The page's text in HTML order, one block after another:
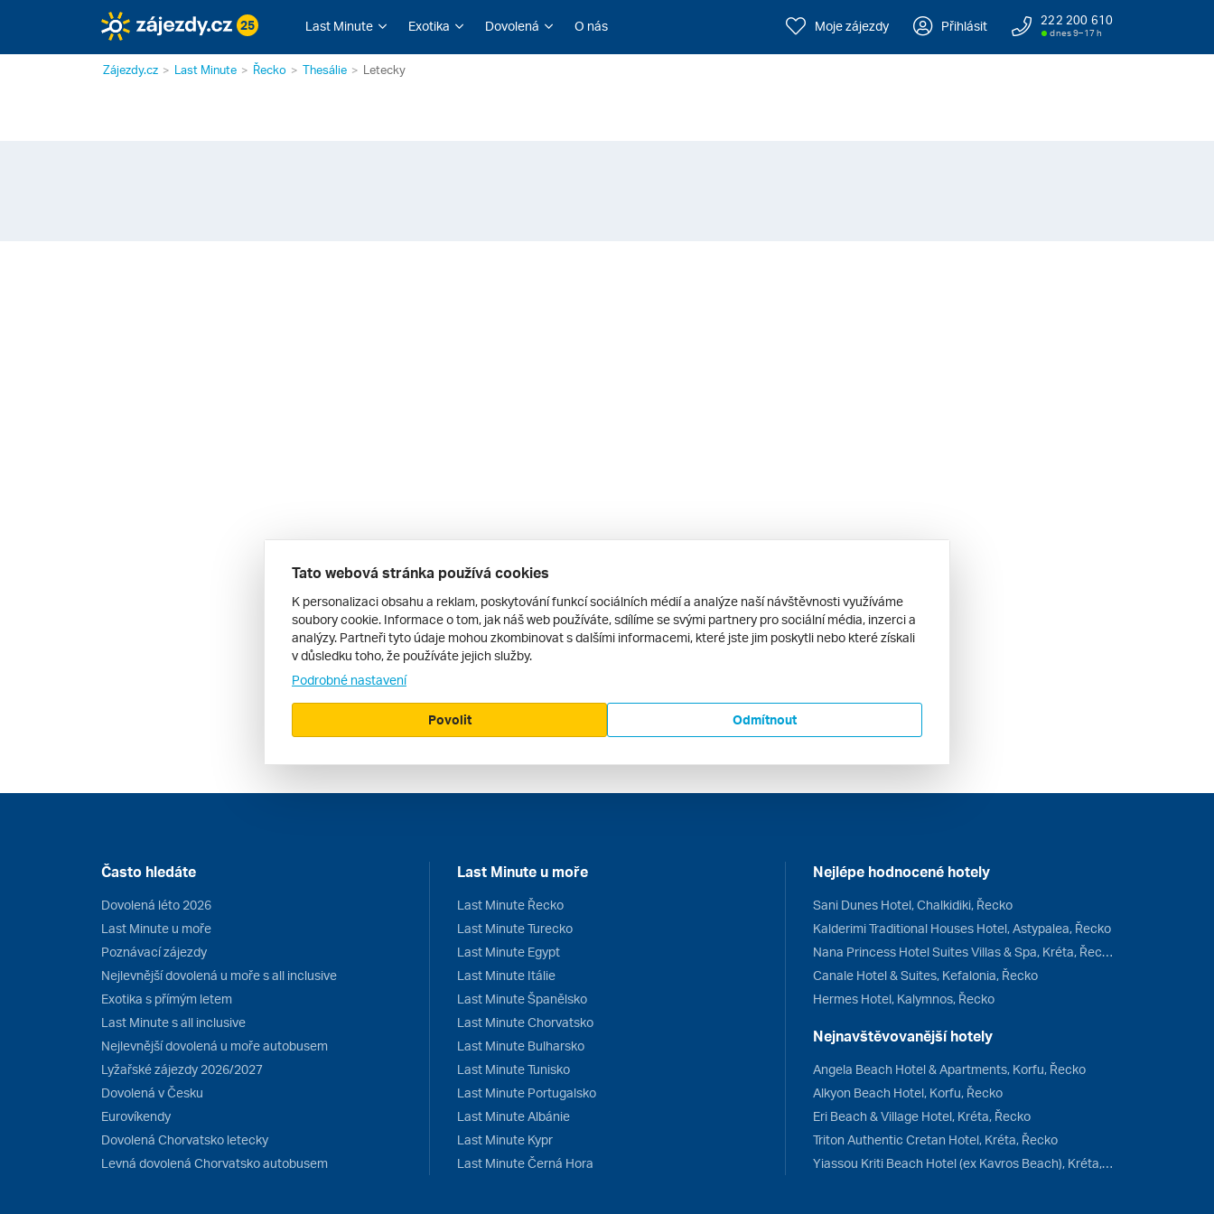
25 Last Minute Exotika Dovolená O nás Moje zájezdy Přihlásit 222 200 610
dnes 9–17 h
Zájezdy.cz Last Minute Řecko Thesálie Letecky
Často hledáte
Dovolená léto 2026
Last Minute u moře
Poznávací zájezdy
Nejlevnější dovolená u moře s all inclusive
Exotika s přímým letem
Last Minute s all inclusive
Nejlevnější dovolená u moře autobusem
Lyžařské zájezdy 2026/2027
Dovolená v Česku
Eurovíkendy
Dovolená Chorvatsko letecky
Levná dovolená Chorvatsko autobusem
Last Minute u moře
Last Minute Řecko
Last Minute Turecko
Last Minute Egypt
Last Minute Itálie
Last Minute Španělsko
Last Minute Chorvatsko
Last Minute Bulharsko
Last Minute Tunisko
Last Minute Portugalsko
Last Minute Albánie
Last Minute Kypr
Last Minute Černá Hora
Nejlépe hodnocené hotely
Sani Dunes Hotel, Chalkidiki, Řecko
Kalderimi Traditional Houses Hotel, Astypalea, Řecko
Nana Princess Hotel Suites Villas & Spa, Kréta, Řecko
Canale Hotel & Suites, Kefalonia, Řecko
Hermes Hotel, Kalymnos, Řecko
Nejnavštěvovanější hotely
Angela Beach Hotel & Apartments, Korfu, Řecko
Alkyon Beach Hotel, Korfu, Řecko
Eri Beach & Village Hotel, Kréta, Řecko
Triton Authentic Cretan Hotel, Kréta, Řecko
Yiassou Kriti Beach Hotel (ex Kavros Beach), Kréta, Řecko
Tato webová stránka používá cookies
K personalizaci obsahu a reklam, poskytování funkcí sociálních médií a analýze naší návštěvnosti využíváme
soubory cookie. Informace o tom, jak náš web používáte, sdílíme se svými partnery pro sociální média, inzerci a
analýzy. Partneři tyto údaje mohou zkombinovat s dalšími informacemi, které jste jim poskytli nebo které získali
v důsledku toho, že používáte jejich služby.
Podrobné nastavení
Odmítnout
Povolit